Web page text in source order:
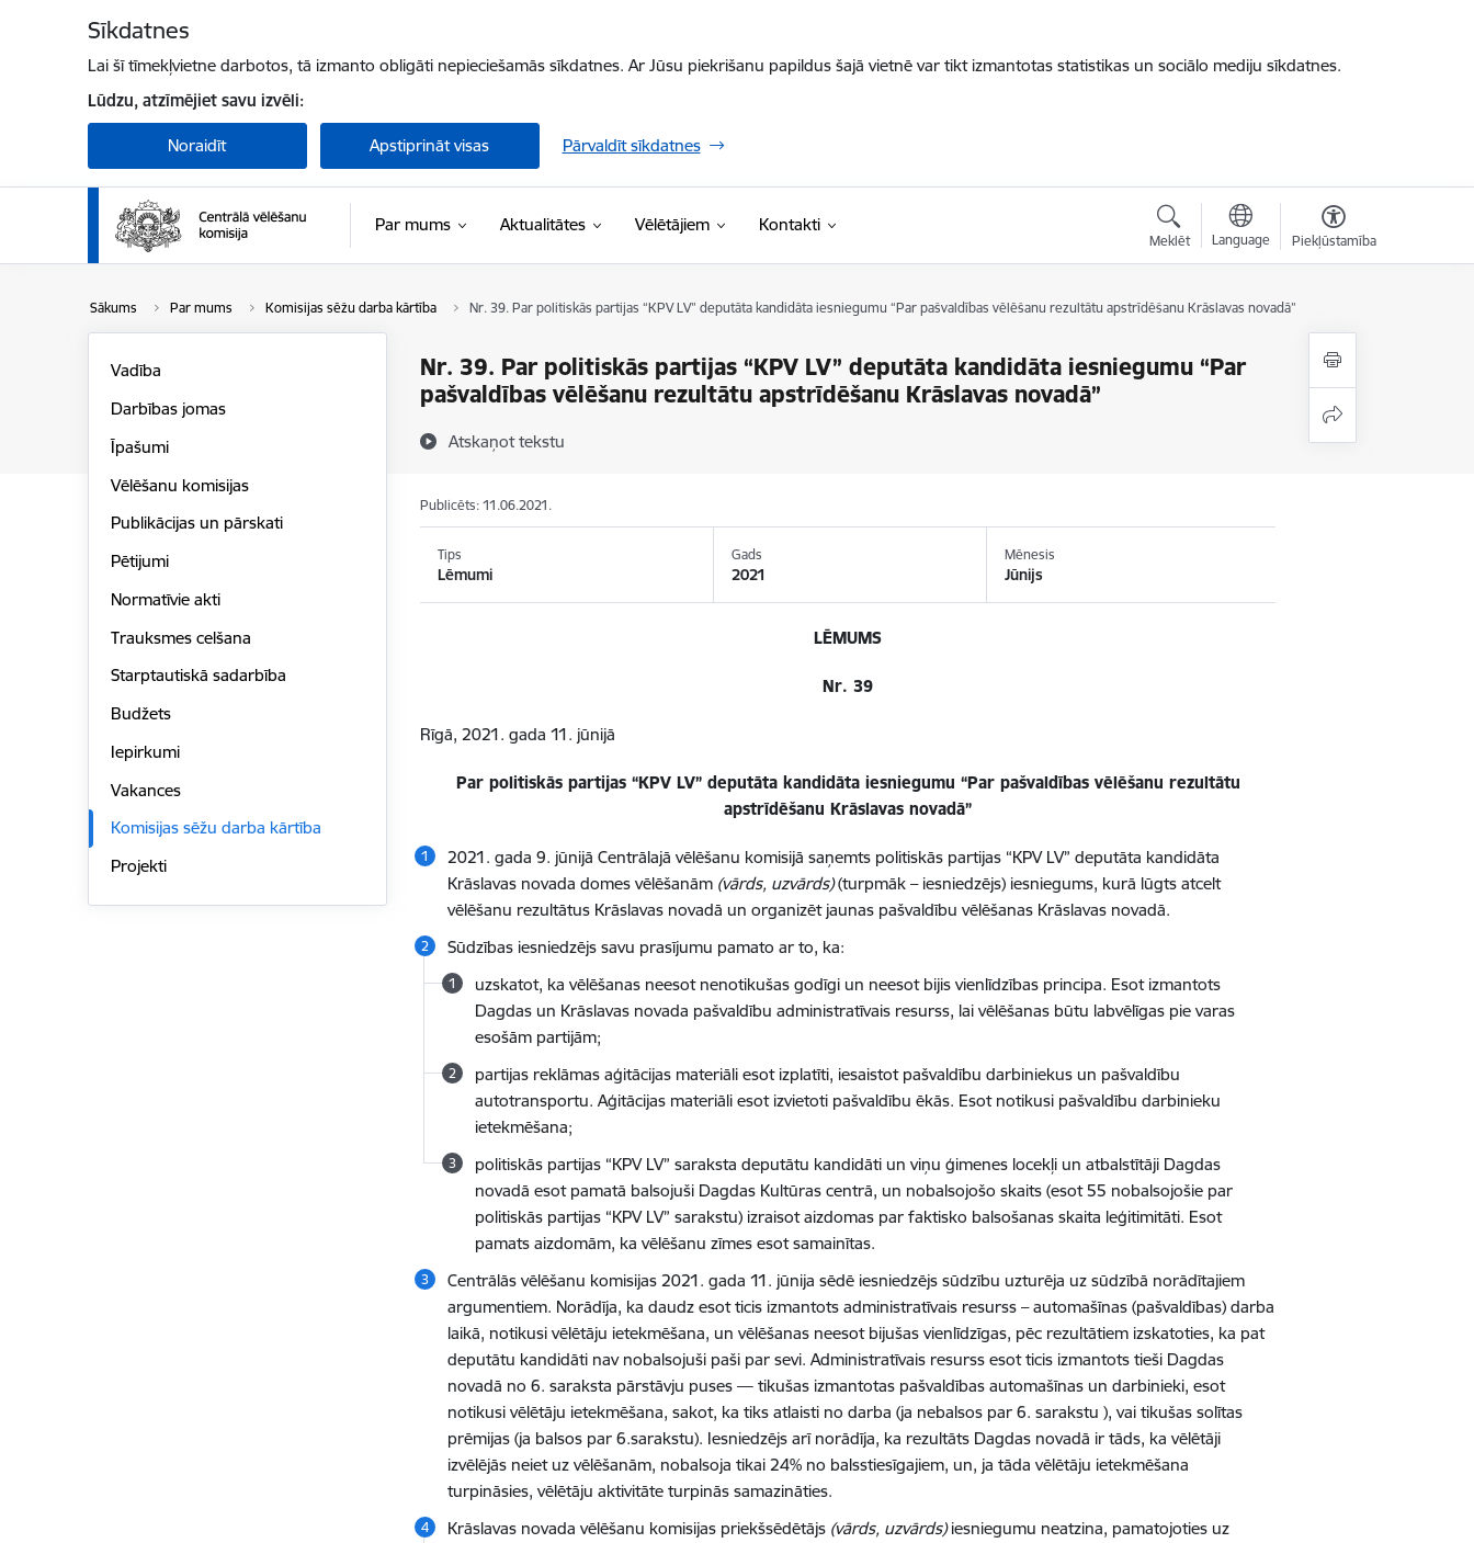
Sīkdatnes
Lai šī tīmekļvietne darbotos, tā izmanto obligāti nepieciešamās sīkdatnes. Ar Jūsu piekrišanu papildus šajā vietnē var tikt izmantotas statistikas un sociālo mediju sīkdatnes.
Lūdzu, atzīmējiet savu izvēli:
Noraidīt Apstiprināt visas Pārvaldīt sīkdatnes
Par mums Aktualitātes Vēlētājiem Kontakti
Meklēt Language Piekļūstamība
Sākums Par mums Komisijas sēžu darba kārtība Nr. 39. Par politiskās partijas “KPV LV” deputāta kandidāta iesniegumu “Par pašvaldības vēlēšanu rezultātu apstrīdēšanu Krāslavas novadā”
Nr. 39. Par politiskās partijas “KPV LV” deputāta kandidāta iesniegumu “Par
pašvaldības vēlēšanu rezultātu apstrīdēšanu Krāslavas novadā”
Atskaņot tekstu
Vadība
Darbības jomas
Īpašumi
Vēlēšanu komisijas
Publikācijas un pārskati
Pētijumi
Normatīvie akti
Trauksmes celšana
Starptautiskā sadarbība
Budžets
Iepirkumi
Vakances
Komisijas sēžu darba kārtība
Projekti
Publicēts: 11.06.2021.
Tips
Lēmumi
Gads
2021
Mēnesis
Jūnijs
LĒMUMS
Nr. 39
Rīgā,2021. gada 11. jūnijā
Par politiskās partijas “KPV LV” deputāta kandidāta iesniegumu “Par pašvaldības vēlēšanu rezultātu
apstrīdēšanu Krāslavas novadā”
2021. gada 9. jūnijā Centrālajā vēlēšanu komisijā saņemts politiskās partijas “KPV LV” deputāta kandidāta
Krāslavas novada domes vēlēšanām (vārds, uzvārds)(turpmāk – iesniedzējs) iesniegums, kurā lūgts atcelt
vēlēšanu rezultātus Krāslavas novadā un organizēt jaunas pašvaldību vēlēšanas Krāslavas novadā.
Sūdzības iesniedzējs savu prasījumu pamato ar to, ka:
uzskatot, ka vēlēšanas neesot nenotikušas godīgi un neesot bijis vienlīdzības principa. Esot izmantots
Dagdas un Krāslavas novada pašvaldību administratīvais resurss, lai vēlēšanas būtu labvēlīgas pie varas
esošām partijām;
partijas reklāmas aģitācijas materiāli esot izplatīti, iesaistot pašvaldību darbiniekus un pašvaldību
autotransportu. Aģitācijas materiāli esot izvietoti pašvaldību ēkās. Esot notikusi pašvaldību darbinieku
ietekmēšana;
politiskās partijas “KPV LV” saraksta deputātu kandidāti un viņu ģimenes locekļi un atbalstītāji Dagdas
novadā esot pamatā balsojuši Dagdas Kultūras centrā, un nobalsojošo skaits (esot 55 nobalsojošie par
politiskās partijas “KPV LV” sarakstu) izraisot aizdomas par faktisko balsošanas skaita leģitimitāti. Esot
pamats aizdomām, ka vēlēšanu zīmes esot samainītas.
Centrālās vēlēšanu komisijas 2021. gada 11. jūnija sēdē iesniedzējs sūdzību uzturēja uz sūdzībā norādītajiem
argumentiem. Norādīja, ka daudz esot ticis izmantots administratīvais resurss – automašīnas (pašvaldības) darba
laikā, notikusi vēlētāju ietekmēšana, un vēlēšanas neesot bijušas vienlīdzīgas, pēc rezultātiem izskatoties, ka pat
deputātu kandidāti nav nobalsojuši paši par sevi. Administratīvais resurss esot ticis izmantots tieši Dagdas
novadā no 6. saraksta pārstāvju puses — tikušas izmantotas pašvaldības automašīnas un darbinieki, esot
notikusi vēlētāju ietekmēšana, sakot, ka tiks atlaisti no darba (ja nebalsos par 6. sarakstu ), vai tikušas solītas
prēmijas (ja balsos par 6.sarakstu). Iesniedzējs arī norādīja, ka rezultāts Dagdas novadā ir tāds, ka vēlētāji
izvēlējās neiet uz vēlēšanām, nobalsoja tikai 24% no balsstiesīgajiem, un, ja tāda vēlētāju ietekmēšana
turpināsies, vēlētāju aktivitāte turpinās samazināties.
Krāslavas novada vēlēšanu komisijas priekšsēdētājs (vārds, uzvārds)iesniegumu neatzina, pamatojoties uz